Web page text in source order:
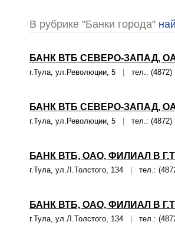
В рубрике "Банки города"
БАНК ВТБ СЕВЕРО-ЗАПАД,
г.Тула, ул.Революции, 5 тел.: (4872)
БАНК ВТБ СЕВЕРО-ЗАПАД,
г.Тула, ул.Революции, 5 тел.: (4872)
БАНК ВТБ, ОАО, ФИЛИАЛ В
г.Тула, ул.Л.Толстого, 134 тел.:
БАНК ВТБ, ОАО, ФИЛИАЛ В
г.Тула, ул.Л.Толстого, 134 тел.: